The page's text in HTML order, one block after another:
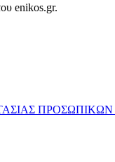
enikos.gr.